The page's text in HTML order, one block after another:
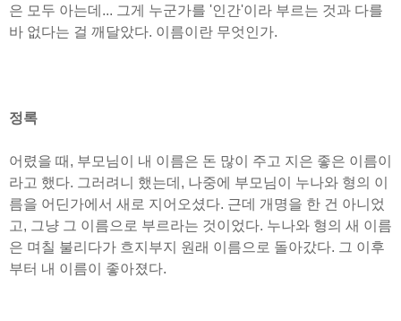
은 모두 아는데... 그게 누군가를 '인간'이라 부르는 것과 다를
바 없다는 걸 깨달았다. 이름이란 무엇인가.
정록
어렸을 때, 부모님이 내 이름은 돈 많이 주고 지은 좋은 이름이
라고 했다. 그러려니 했는데, 나중에 부모님이 누나와 형의 이
름을 어딘가에서 새로 지어오셨다. 근데 개명을 한 건 아니었
고, 그냥 그 이름으로 부르라는 것이었다. 누나와 형의 새 이름
은 며칠 불리다가 흐지부지 원래 이름으로 돌아갔다. 그 이후
부터 내 이름이 좋아졌다.